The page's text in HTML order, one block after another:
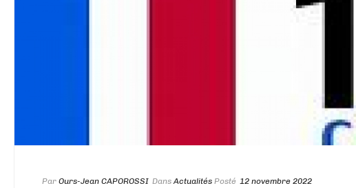
Par Ours-Jean CAPOROSSI DansActualités Posté 12 novembre 2022